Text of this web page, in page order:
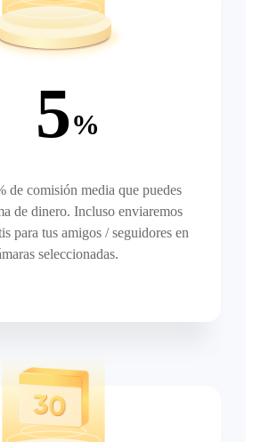
5%
de comisión media que puedes
de dinero. Incluso enviaremos
para tus amigos / seguidores en
seleccionadas.